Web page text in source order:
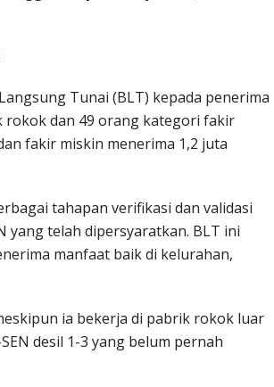
Tunai (BLT) kepada penerima
rokok dan 49 orang kategori fakir
fakir miskin menerima 1,2 juta
tahapan verifikasi dan validasi
yang telah dipersyaratkan. BLT ini
manfaat baik di kelurahan,
ia bekerja di pabrik rokok luar
desil 1-3 yang belum pernah